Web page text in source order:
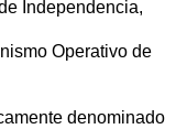
Independencia,
Operativo de
denominado